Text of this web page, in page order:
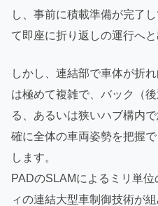
し、事前に積載準備が完了
て即座に折り返しの運行へと
しかし、連結部で車体が折
は極めて複雑で、バック（
る、あるいは狭いハブ構内
確に全体の車両姿勢を把握
します。
PADのSLAMによるミリ単
ィの連結大型車制御技術が